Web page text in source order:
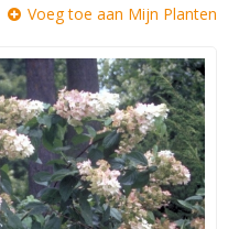
Voeg toe aan Mijn Planten